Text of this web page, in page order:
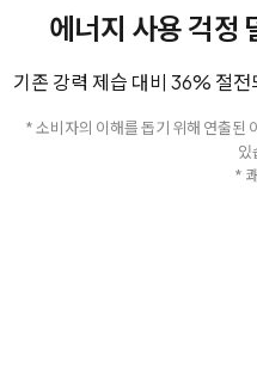
에너지 사용 걱정
기존 강력 제습 대비 36% 절
* 소비자의 이해를 돕기 위해 연출된
있
*